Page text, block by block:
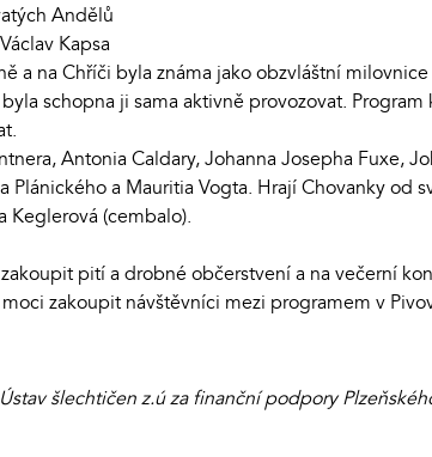
Andělů
Kapsa
a na Chříči byla známa jako obzvláštní
schopna ji sama aktivně provozovat.
Antonia Caldary, Johanna Josepha Fuxe,
Plánického a Mauritia Vogta. Hrají Chovanky od
Keglerová (cembalo).
pití a drobné občerstvení a na večerní
zakoupit návštěvníci mezi programem v
šlechtičen z.ú za finanční podpory